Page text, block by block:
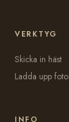
VERKTYG
Skicka in häst
Ladda upp foto
INFO